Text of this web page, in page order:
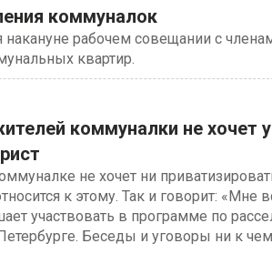
коммуналок
рабочем совещании с
квартир.
коммуналки не хочет
не хочет ни
к этому. Так и говорит: «Мне
участвовать в программе по
Беседы и уговоры ни к